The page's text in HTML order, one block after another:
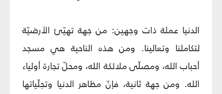
الدنيا عملة ذات وجهين: من جهة تهيّئ الأرضيّة
لتكاملنا وتعالينا. ومن هذه الناحية هي مسجد
أحباب الله، ومصلّى ملائكة الله، ومحلّ تجارة أولياء
الله. ومن جهة ثانية، فإنّ مظاهر الدنيا وتجلّياتها